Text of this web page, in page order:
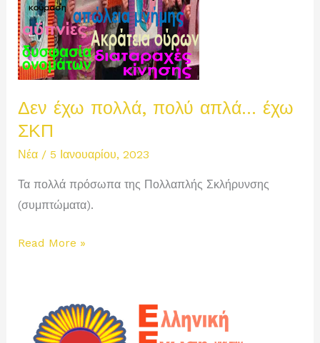
Δεν έχω πολλά, πολύ απλά… έχω
ΣΚΠ
Νέα/ 5 Ιανουαρίου, 2023
Τα πολλά πρόσωπα της Πολλαπλής Σκλήρυνσης
(συμπτώματα).
Δεν
απλά…
Read More »